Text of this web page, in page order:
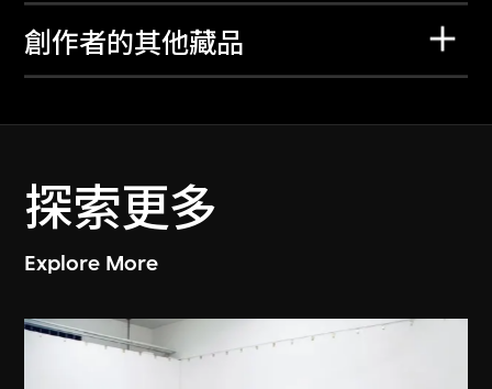
創作者的其他藏品
探索更多
Explore More